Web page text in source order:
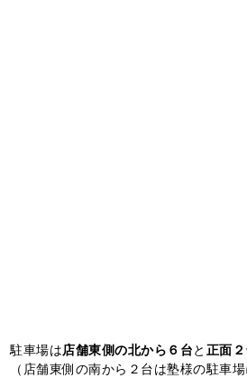
駐車場は店舗東側の北から６台と 正面
（店舗東側の南から２台は塾様の駐車